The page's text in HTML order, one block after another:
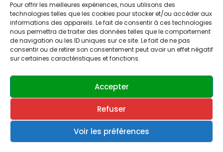
Pour offrir les meilleures expériences, nous utilisons des
technologies telles que les cookies pour stocker et/ou accéder aux
informations des appareils. Le fait de consentir à ces technologies
nous permettra de traiter des données telles que le comportement
de navigation ou les ID uniques sur ce site. Le fait de ne pas
consentir ou de retirer son consentement peut avoir un effet négatif
sur certaines caractéristiques et fonctions.
Accepter
Refuser
Voir les préférences
Design & Développement par
Politique de confidentialité
Cookies & vie privée